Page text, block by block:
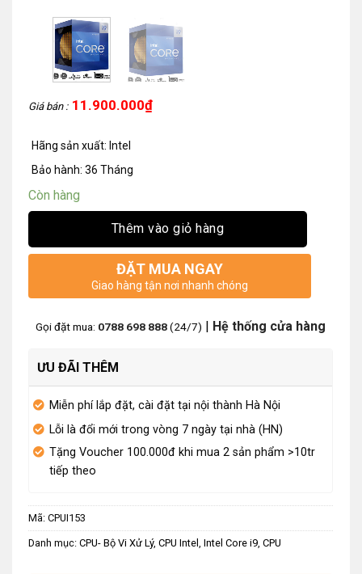
Giá bán : 11.900.000₫
Hãng sản xuất: Intel
Bảo hành: 36 Tháng
Còn hàng
Thêm vào giỏ hàng
ĐẶT MUA NGAY
Giao hàng tận nơi nhanh chóng
Gọi đặt mua: 0788 698 888(24/7) | Hệ thống cửa hàng
ƯU ĐÃI THÊM
Miễn phí lắp đặt, cài đặt tại nội thành Hà Nội
Lỗi là đổi mới trong vòng 7 ngày tại nhà (HN)
Tặng Voucher 100.000đ khi mua 2 sản phẩm >10tr
tiếp theo
Mã: CPUI153
Danh mục: CPU- Bộ Vi Xử Lý, CPU Intel Intel Core i9 CPU